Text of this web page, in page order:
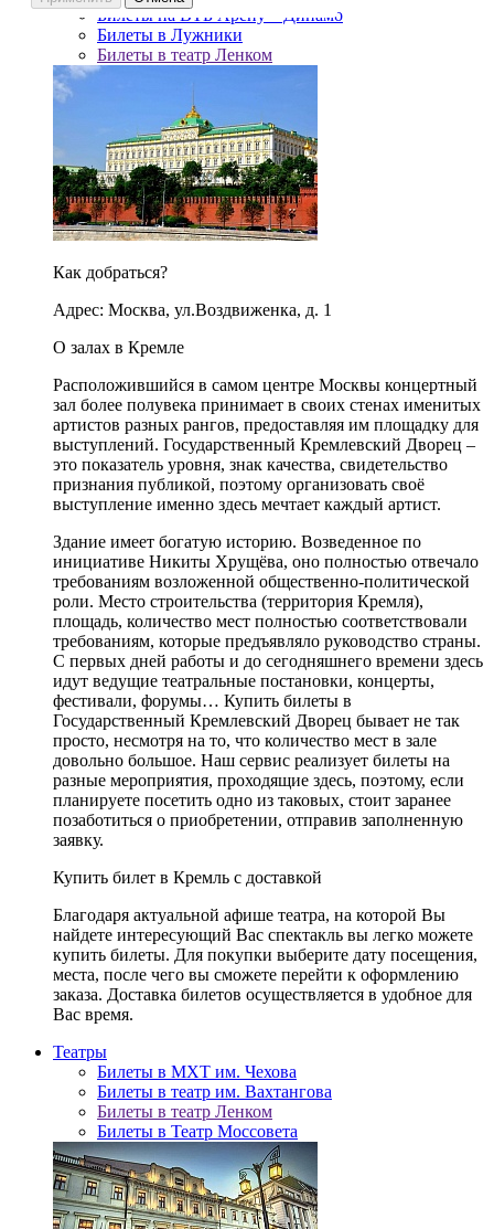
Билеты на ВТБ Арену – Динамо
Билеты в Лужники
Билеты в театр Ленком
Как добраться?
Адрес: Москва, ул.Воздвиженка, д. 1
О залах в Кремле
Расположившийся в самом центре Москвы концертный
зал более полувека принимает в своих стенах именитых
артистов разных рангов, предоставляя им площадку для
выступлений. Государственный Кремлевский Дворец –
это показатель уровня, знак качества, свидетельство
признания публикой, поэтому организовать своё
выступление именно здесь мечтает каждый артист.
Здание имеет богатую историю. Возведенное по
инициативе Никиты Хрущёва, оно полностью отвечало
требованиям возложенной общественно-политической
роли. Место строительства (территория Кремля),
площадь, количество мест полностью соответствовали
требованиям, которые предъявляло руководство страны.
С первых дней работы и до сегодняшнего времени здесь
идут ведущие театральные постановки, концерты,
фестивали, форумы… Купить билеты в
Государственный Кремлевский Дворец бывает не так
просто, несмотря на то, что количество мест в зале
довольно большое. Наш сервис реализует билеты на
разные мероприятия, проходящие здесь, поэтому, если
планируете посетить одно из таковых, стоит заранее
позаботиться о приобретении, отправив заполненную
заявку.
Купить билет в Кремль с доставкой
Благодаря актуальной афише театра, на которой Вы
найдете интересующий Вас спектакль вы легко можете
купить билеты. Для покупки выберите дату посещения,
места, после чего вы сможете перейти к оформлению
заказа. Доставка билетов осуществляется в удобное для
Вас время.
Театры
Билеты в МХТ им. Чехова
Билеты в театр им. Вахтангова
Билеты в театр Ленком
Билеты в Театр Моссовета